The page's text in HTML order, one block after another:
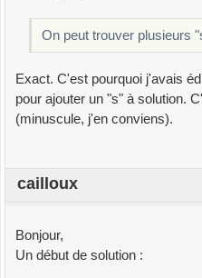
On peut trouver plusieurs
Exact. C'est pourquoi j'avais
pour ajouter un "s" à solution.
(minuscule, j'en conviens).
cailloux
Bonjour,
Un début de solution :